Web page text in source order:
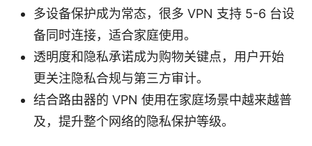
多设备保护成为常态，很多 VPN 支持 5-6 台设
备同时连接，适合家庭使用。
透明度和隐私承诺成为购物关键点，用户开始
更关注隐私合规与第三方审计。
结合路由器的 VPN 使用在家庭场景中越来越普
及，提升整个网络的隐私保护等级。